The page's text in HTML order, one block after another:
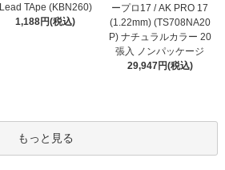
Lead TApe (KBN260)
1,188円(税込)
ープロ17 / AK PRO 17
(1.22mm) (TS708NA20
P) ナチュラルカラー 20
張入 ノンパッケージ
29,947円(税込)
もっと見る